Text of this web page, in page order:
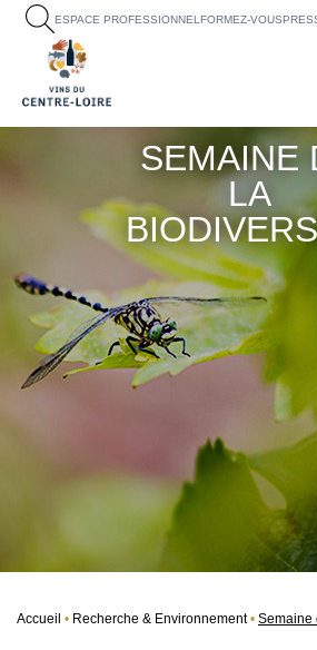
ESPACE PROFESSIONNEL FORMEZ-VOUS
Accueil Recherche & Environnement Semaine
SEMAINE
LA